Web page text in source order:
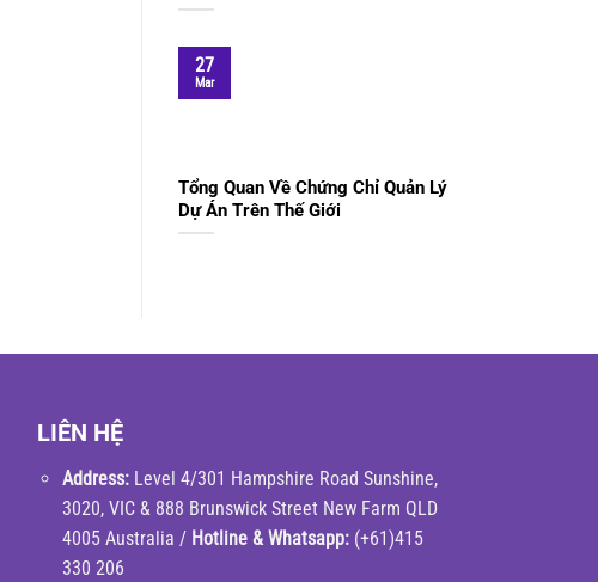
Tổng Quan Về Chứng Chỉ Quản Lý
Dự Án Trên Thế Giới
27
Mar
LIÊN HỆ
Address: Level 4/301 Hampshire Road Sunshine,
3020, VIC & 888 Brunswick Street New Farm QLD
4005 Australia / Hotline & Whatsapp: (+61)415
330 206